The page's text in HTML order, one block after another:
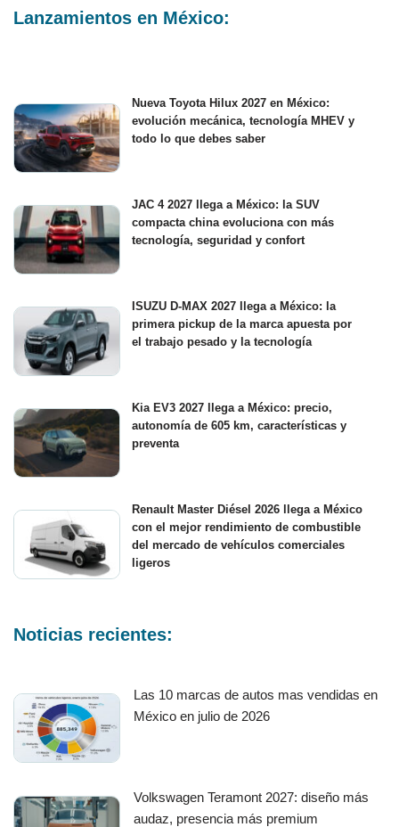
Lanzamientos en México:
Nueva Toyota Hilux 2027 en México:
evolución mecánica, tecnología MHEV y
todo lo que debes saber
JAC 4 2027 llega a México: la SUV
compacta china evoluciona con más
tecnología, seguridad y confort
ISUZU D-MAX 2027 llega a México: la
primera pickup de la marca apuesta por
el trabajo pesado y la tecnología
Kia EV3 2027 llega a México: precio,
autonomía de 605 km, características y
preventa
Renault Master Diésel 2026 llega a México
con el mejor rendimiento de combustible
del mercado de vehículos comerciales
ligeros
Noticias recientes:
Las 10 marcas de autos mas vendidas en
México en julio de 2026
Volkswagen Teramont 2027: diseño más
audaz, presencia más premium